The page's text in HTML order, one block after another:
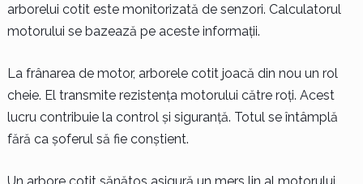
arborelui cotit este monitorizată de senzori. Calculatorul
motorului se bazează pe aceste informații.
La frânarea de motor, arborele cotit joacă din nou un rol
cheie. El transmite rezistența motorului către roți. Acest
lucru contribuie la control și siguranță. Totul se întâmplă
fără ca șoferul să fie conștient.